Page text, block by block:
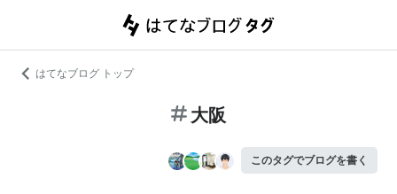
はてなブログ トップ
大阪
このタグでブログを書く